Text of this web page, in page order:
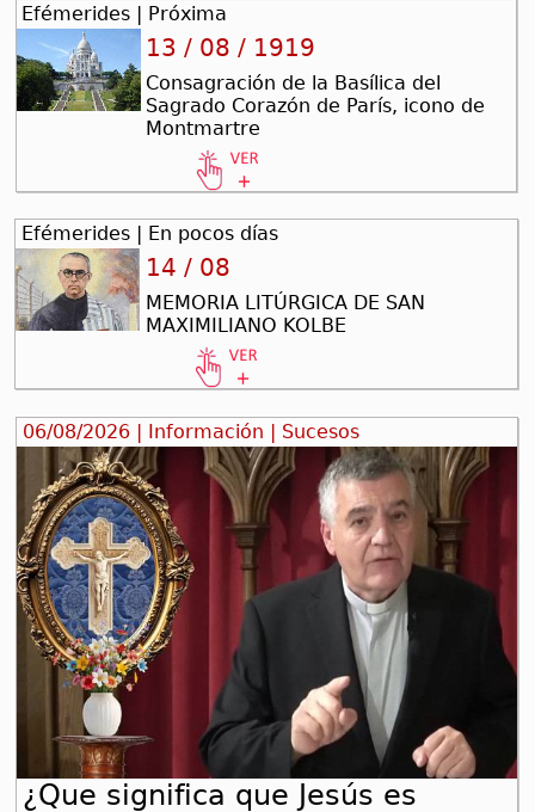
Efémerides | Próxima
13 / 08 / 1919
Consagración de la Basílica del
Sagrado Corazón de París, icono de
Montmartre
Efémerides | En pocos días
14 / 08
MEMORIA LITÚRGICA DE SAN
MAXIMILIANO KOLBE
06/08/2026 | Información | Sucesos
¿Que significa que Jesús es